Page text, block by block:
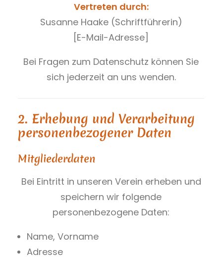
Vertreten durch:
Susanne Haake (Schriftführerin)
[E-Mail-Adresse]
Bei Fragen zum Datenschutz können Sie
sich jederzeit an uns wenden.
2. Erhebung und Verarbeitung
personenbezogener Daten
Mitgliederdaten
Bei Eintritt in unseren Verein erheben und
speichern wir folgende
personenbezogene Daten:
Name, Vorname
Adresse